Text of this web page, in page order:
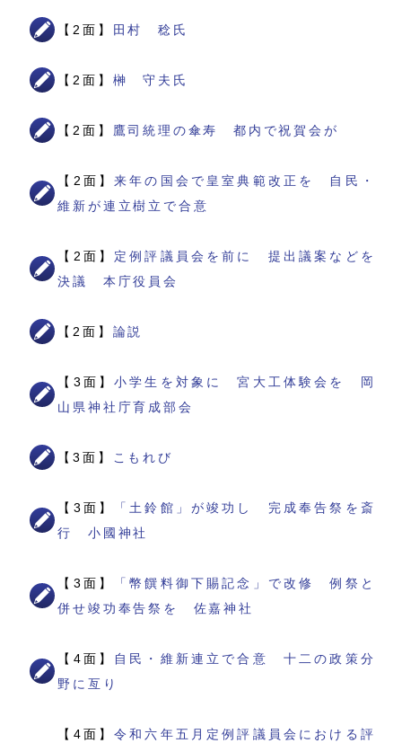
【2面】 田村 稔氏
【2面】 榊 守夫氏
【2面】 鷹司統理の傘寿 都内で祝賀会が
【2面】来年の国会で皇室典範改正を 自民・
維新が連立樹立で合意
【2面】 定例評議員会を前に 提出議案などを
決議 本庁役員会
【2面】 論説
【3面】小学生を対象に 宮大工体験会を 岡
山県神社庁育成部会
【3面】 こもれび
【3面】
「土鈴館」が竣功し 完成奉告祭を斎
行 小國神社
【3面】
「幣饌料御下賜記念」で改修 例祭と
併せ竣功奉告祭を 佐嘉神社
【4面】
自民・維新連立で合意 十二の政策分
野に亙り
【4面】令和六年五月定例評議員会における評